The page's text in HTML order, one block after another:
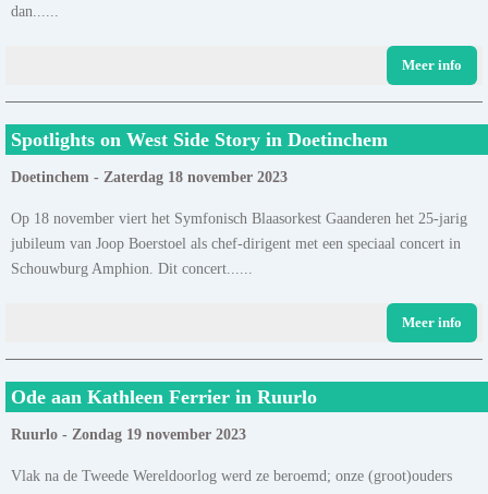
dan......
Meer info
Spotlights on West Side Story in Doetinchem
Doetinchem - Zaterdag 18 november 2023
Op 18 november viert het Symfonisch Blaasorkest Gaanderen het 25-jarig
jubileum van Joop Boerstoel als chef-dirigent met een speciaal concert in
Schouwburg Amphion. Dit concert......
Meer info
Ode aan Kathleen Ferrier in Ruurlo
Ruurlo - Zondag 19 november 2023
Vlak na de Tweede Wereldoorlog werd ze beroemd; onze (groot)ouders